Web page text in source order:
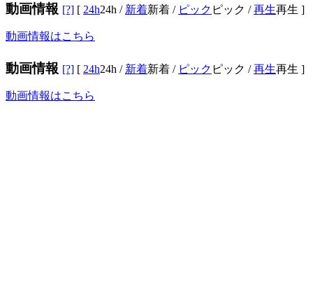
動画情報 [?] [ 24h24h / 新着新着 / ピック ピック /再生再生 ]
動画情報はこちら
動画情報 [?] [ 24h24h / 新着新着 / ピック ピック /再生再生 ]
動画情報はこちら